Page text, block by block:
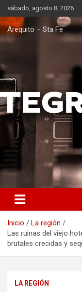
Saltar
al
contenido
sábado, agosto 8, 2026
Arequito – Sta Fe
Inicio
La región
Las ruinas del viejo
brutales crecidas y
LA REGIÓN